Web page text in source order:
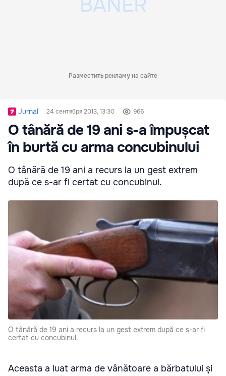
Разместить рекламу на сайте
Jurnal 24 сентября 2013, 13:30 966
O tânără de 19 ani s-a împușcat
în burtă cu arma concubinului
O tânără de 19 ani a recurs la un gest extrem
după ce s-ar fi certat cu concubinul.
O tânără de 19 ani a recurs la un gest extrem după ce s-ar fi
certat cu concubinul.
Aceasta a luat arma de vânătoare a bărbatului și